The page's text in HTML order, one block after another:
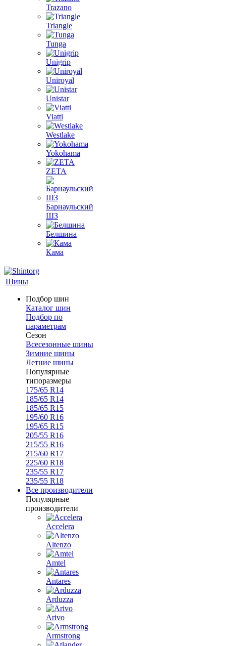
Trazano
Triangle
Tunga
Unigrip
Uniroyal
Unistar
Viatti
Westlake
Yokohama
ZETA
Барнаульский
ШЗ
Белшина
Кама
Шины
Подбор шин
Каталог шин
Подбор по
параметрам
Сезон
Всесезонные шины
Зимние шины
Летние шины
Популярные
типоразмеры
175/65 R14
185/65 R14
185/65 R15
195/60 R16
195/65 R15
205/55 R16
215/55 R16
215/60 R17
225/60 R18
235/55 R17
235/55 R18
Все производители
Популярные
производители
Accelera
Altenzo
Amtel
Antares
Arduzza
Arivo
Armstrong